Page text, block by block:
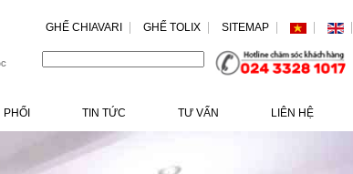
GHẾ CHIAVARI GHẾ TOLIX SITEMAP
PHỐI TIN TỨC TƯ VẤN LIÊN HỆ